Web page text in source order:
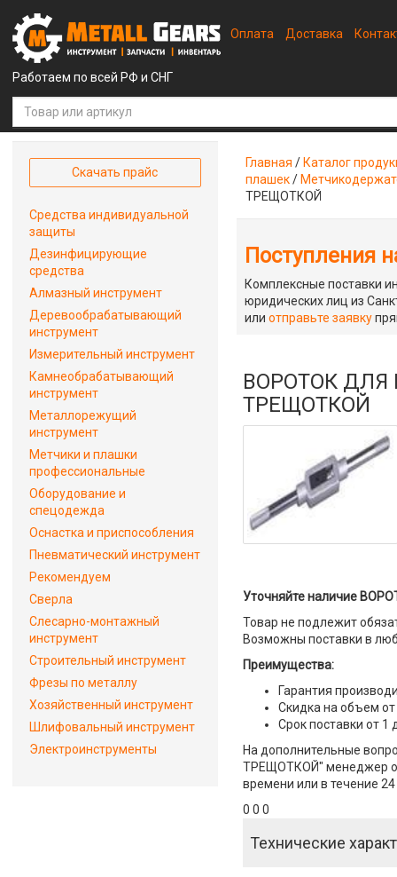
Работаем по всей РФ и СНГ
Оплата Доставка
Главная / Каталог
плашек/
ТРЕЩОТКОЙ
Поступления
Комплексные поставки
юридических лиц из
илиотправьте заявку
ВОРОТОК
ТРЕЩОТКОЙ
Уточняйте наличие
Товар не подлежит
Возможны поставки в
Преимущества:
Гарантия
Скидка на объем от
Срок поставки от 1
На дополнительные
ТРЕЩОТКОЙ" менеджер
времени или в течение
0 0 0
Технические
Скачать прайс
Средства индивидуальной
защиты
Дезинфицирующие
средства
Алмазный инструмент
Деревообрабатывающий
инструмент
Измерительный инструмент
Камнеобрабатывающий
инструмент
Металлорежущий
инструмент
Метчики и плашки
профессиональные
Оборудование и
спецодежда
Оснастка и приспособления
Пневматический инструмент
Рекомендуем
Сверла
Слесарно-монтажный
инструмент
Строительный инструмент
Фрезы по металлу
Хозяйственный инструмент
Шлифовальный инструмент
Электроинструменты